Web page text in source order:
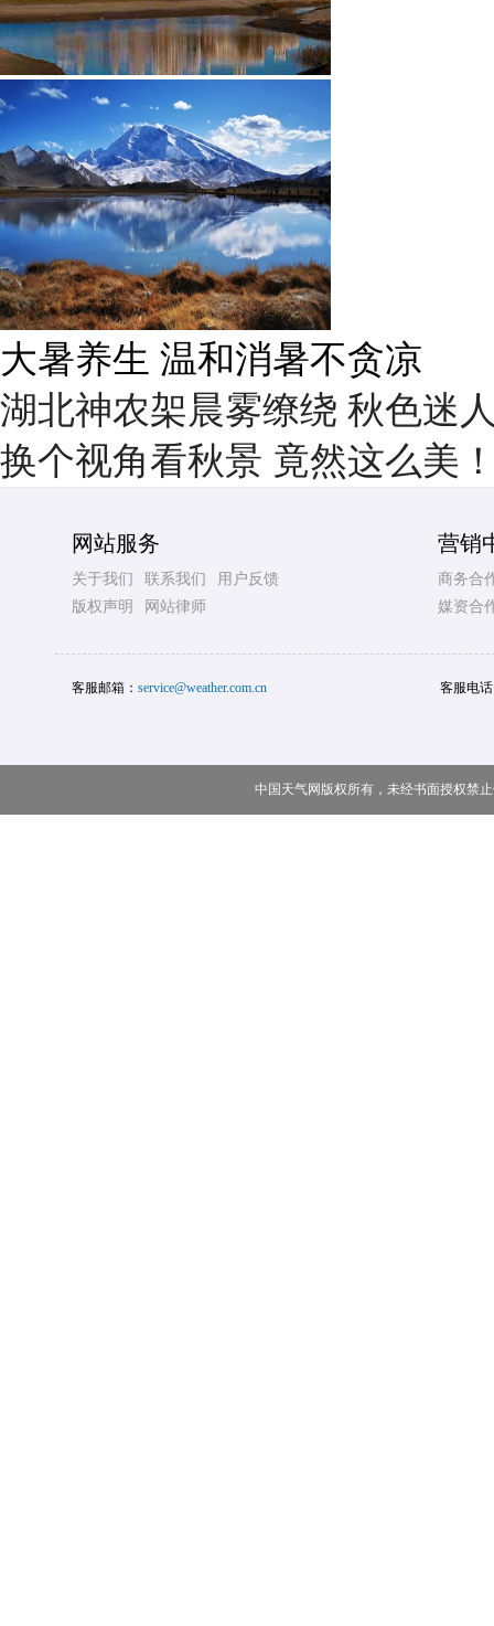
雨后峨眉沟壑尽显 金顶显真
湖北神农架晨雾缭绕 秋色迷
换个视角看秋景 竟然这么美
网站服务
关于我们 联系我们
用户反馈
版权声明
网站律师
营销
商务合
媒资合
客服邮箱： service@weather.com.cn 客服电
中国天气网版权所有，未经书面授权